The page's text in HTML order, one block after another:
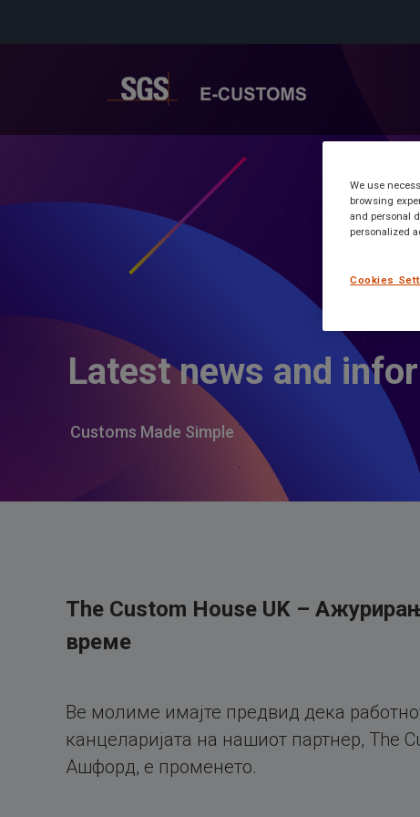
Customs Made Simple
Latest news and
The Custom House UK –
време
Ве молиме имајте предвид дека
канцеларијата на нашиот партнер, The
Ашфорд, е променето.
We use
browsing
and personal
personalized
Cookies